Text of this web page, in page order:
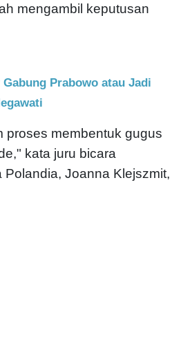
mengambil keputusan
Prabowo atau Jadi
proses membentuk gugus
kata juru bicara
Joanna Klejszmit,